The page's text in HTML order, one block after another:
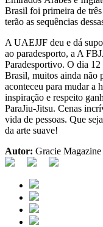
Brasil foi primeira de
terão as sequências
A UAEJJF deu e dá
ao paradesporto, a A
Paradesportivo. O dia
Brasil, muitos ainda não
aconteceu para mudar a
inspiração e respeito
ParaJiu-Jitsu. Cenas
vida de pessoas. Que
da arte suave!
Autor: Gracie Magazine